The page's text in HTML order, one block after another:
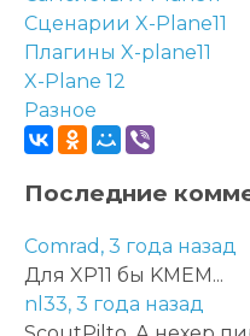
Сценарии X-Plane11
Плагины X-plane11
X-Plane 12
Разное
Последние
Comrad, 3 года назад
Для XP11 бы KMEM...
nl33, 3 года назад